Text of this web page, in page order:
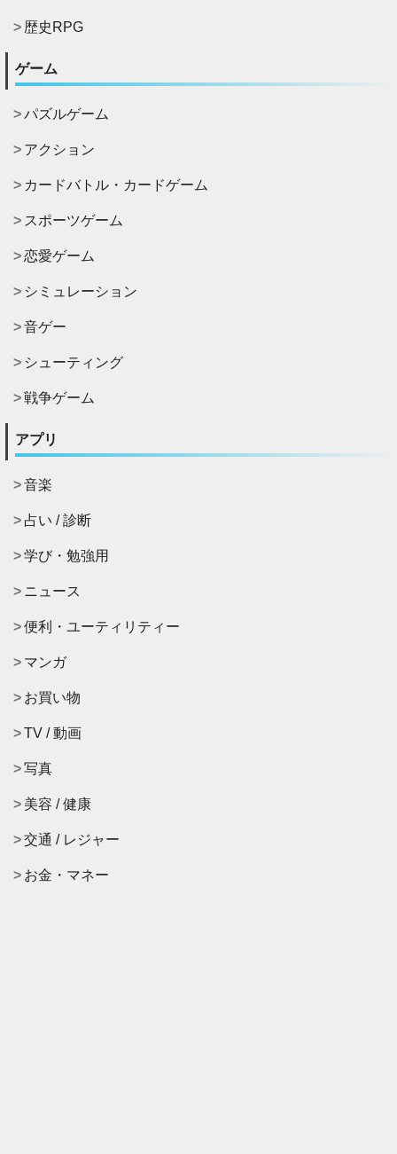
歴史RPG
ゲーム
パズルゲーム
アクション
カードバトル・カードゲーム
スポーツゲーム
恋愛ゲーム
シミュレーション
音ゲー
シューティング
戦争ゲーム
アプリ
音楽
占い / 診断
学び・勉強用
ニュース
便利・ユーティリティー
マンガ
お買い物
TV / 動画
写真
美容 / 健康
交通 / レジャー
お金・マネー